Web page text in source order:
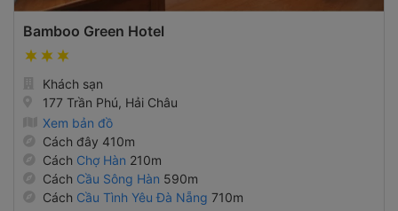
Bamboo Green Hotel
177 Trần Phú, Hải Châu
Xem bản đồ
Cách đây 410m
Cách Chợ Hàn210m
Cách Cầu Sông Hàn590m
Cách Cầu Tình Yêu Đà Nẵng